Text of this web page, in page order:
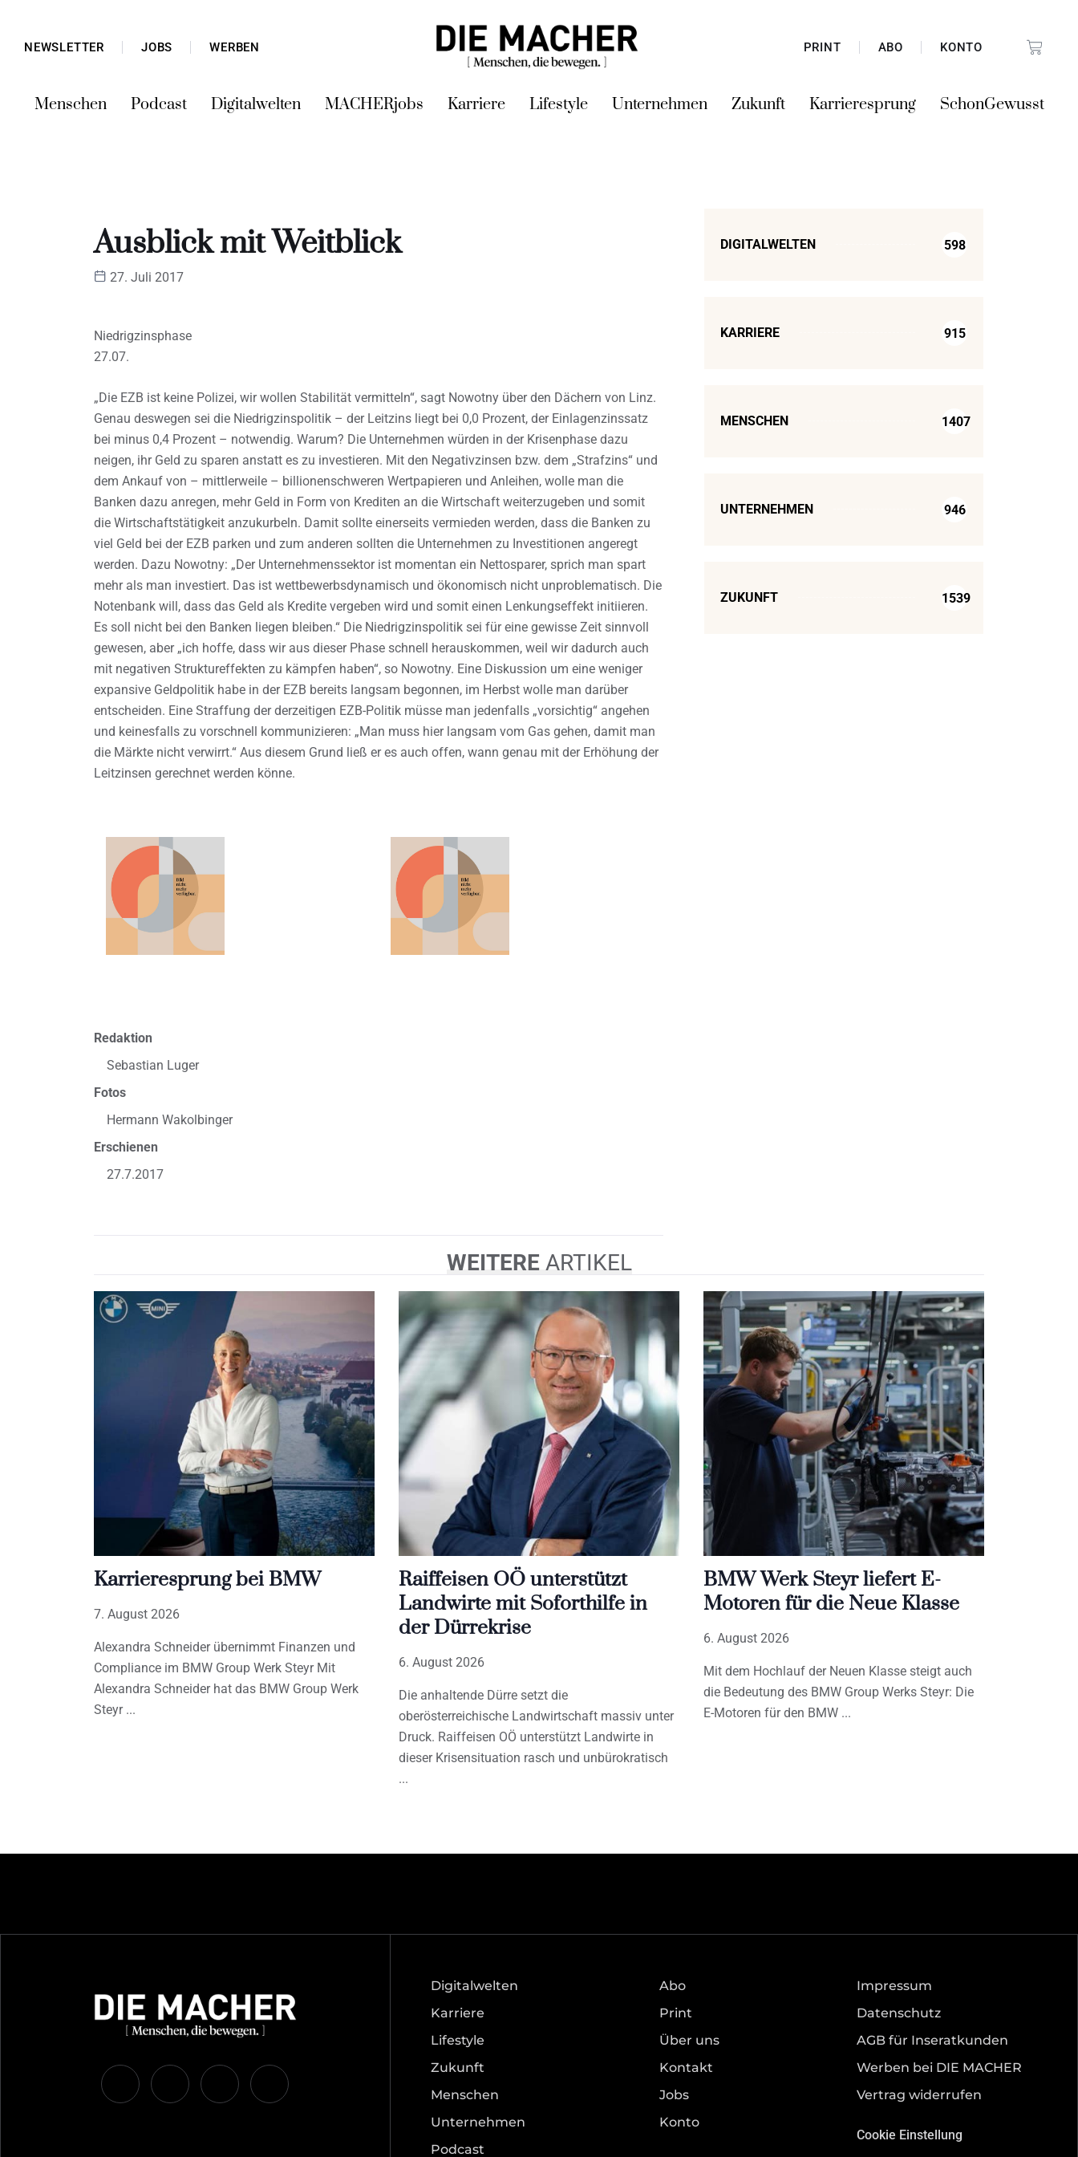
NEWSLETTER JOBS WERBEN PRINT ABO KONTO
Menschen Podcast Digitalwelten MACHERjobs Karriere Lifestyle Unternehmen Zukunft Karrieresprung SchonGewusst
Ausblick mit Weitblick
27. Juli 2017
Niedrigzinsphase
27.07.
„Die EZB ist keine Polizei, wir wollen Stabilität vermitteln“, sagt Nowotny über den Dächern von Linz.
Genau deswegen sei die Niedrigzinspolitik – der Leitzins liegt bei 0,0 Prozent, der Einlagenzinssatz
bei minus 0,4 Prozent – notwendig. Warum? Die Unternehmen würden in der Krisenphase dazu
neigen, ihr Geld zu sparen anstatt es zu investieren. Mit den Negativzinsen bzw. dem „Strafzins“ und
dem Ankauf von – mittlerweile – billionenschweren Wertpapieren und Anleihen, wolle man die
Banken dazu anregen, mehr Geld in Form von Krediten an die Wirtschaft weiterzugeben und somit
die Wirtschaftstätigkeit anzukurbeln. Damit sollte einerseits vermieden werden, dass die Banken zu
viel Geld bei der EZB parken und zum anderen sollten die Unternehmen zu Investitionen angeregt
werden. Dazu Nowotny: „Der Unternehmenssektor ist momentan ein Nettosparer, sprich man spart
mehr als man investiert. Das ist wettbewerbsdynamisch und ökonomisch nicht unproblematisch. Die
Notenbank will, dass das Geld als Kredite vergeben wird und somit einen Lenkungseffekt initiieren.
Es soll nicht bei den Banken liegen bleiben.“ Die Niedrigzinspolitik sei für eine gewisse Zeit sinnvoll
gewesen, aber „ich hoffe, dass wir aus dieser Phase schnell herauskommen, weil wir dadurch auch
mit negativen Struktureffekten zu kämpfen haben“, so Nowotny. Eine Diskussion um eine weniger
expansive Geldpolitik habe in der EZB bereits langsam begonnen, im Herbst wolle man darüber
entscheiden. Eine Straffung der derzeitigen EZB-Politik müsse man jedenfalls „vorsichtig“ angehen
und keinesfalls zu vorschnell kommunizieren: „Man muss hier langsam vom Gas gehen, damit man
die Märkte nicht verwirrt.“ Aus diesem Grund ließ er es auch offen, wann genau mit der Erhöhung der
Leitzinsen gerechnet werden könne.
Redaktion
Sebastian Luger
Fotos
Hermann Wakolbinger
Erschienen
27.7.2017
DIGITALWELTEN 598
KARRIERE 915
MENSCHEN 1407
UNTERNEHMEN 946
ZUKUNFT 1539
WEITEREARTIKEL
Karrieresprung bei BMW
7. August 2026
Alexandra Schneider übernimmt Finanzen und
Compliance im BMW Group Werk Steyr Mit
Alexandra Schneider hat das BMW Group Werk
Steyr
Raiffeisen OÖ unterstützt
Landwirte mit Soforthilfe in
der Dürrekrise
6. August 2026
Die anhaltende Dürre setzt die
oberösterreichische Landwirtschaft massiv unter
Druck. Raiffeisen OÖ unterstützt Landwirte in
dieser Krisensituation rasch und unbürokratisch
BMW Werk Steyr liefert E-
Motoren für die Neue Klasse
6. August 2026
Mit dem Hochlauf der Neuen Klasse steigt auch
die Bedeutung des BMW Group Werks Steyr: Die
E-Motoren für den BMW
Digitalwelten
Karriere
Lifestyle
Zukunft
Menschen
Unternehmen
Podcast
Abo
Print
Über uns
Kontakt
Jobs
Konto
Impressum
Datenschutz
AGB für Inseratkunden
Werben bei DIE MACHER
Vertrag widerrufen
Cookie Einstellung